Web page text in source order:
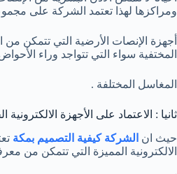
ومراكزها لهذا تعتمد الشركة على
أجهزة الإنصات الأرضية التي تتمكن
المختفية سواء التي تتواجد وراء
المغاسل المختلفة .
ثانيا : الاعتماد على الأجهزة الالكترونية
حيث ان الشركة كيفية التصميم بمكة
الالكترونية المميزة التي تتمكن من